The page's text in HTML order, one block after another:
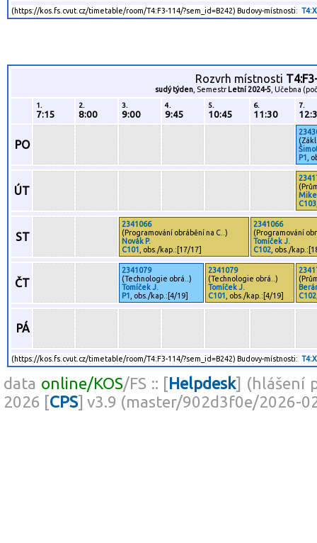
(https://kos.fs.cvut.cz/timetable/room/T4:F3-114/?sem_id=B242) Budovy-místnosti:
Rozvrh místnosti
sudý týden , Semestr Letní 2024-5 , Učebna
1.
7:15
2.
8:00
3.
9:00
4.
9:45
5.
10:45
6.
11:30
7.
PO
(
P1 ,
ÚT
(
C103
ST
2341066
(Programování obrábění na C.. )
Novák P.
C101 , obs./kap.:[17/17]
2341066
(Programování
Tomíček J.
C102 , obs./
ČT
2341079
(Technologie obrá.. )
Tomíček J.
P1 , obs./kap.:[4/19]
2341079
(Technologie obrá.. )
Tomíček J.
C101 , obs./kap.:[4/19]
(
C102
PÁ
(https://kos.fs.cvut.cz/timetable/room/T4:F3-114/?sem_id=B242) Budovy-místnosti:
data online/KOS/FS :: [Helpdesk] (hlášení
2026 [CPS] v3.9 (master/902d3f0e/2026-